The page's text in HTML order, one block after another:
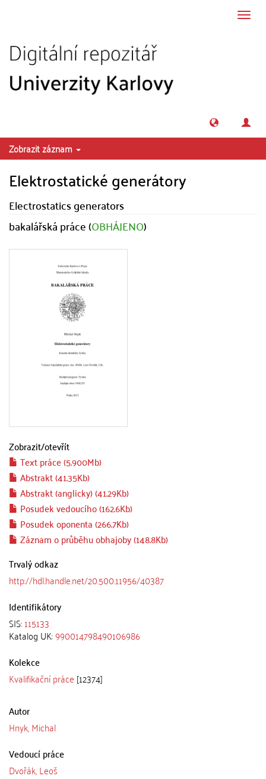
Zobrazit záznam
Elektrostatické generátory
Electrostatics generators
bakalářská práce (OBHÁJENO)
Zobrazit/otevřít
Text práce (5.900Mb)
Abstrakt (41.35Kb)
Abstrakt (anglicky) (41.29Kb)
Posudek vedoucího (162.6Kb)
Posudek oponenta (266.7Kb)
Záznam o průběhu obhajoby (148.8Kb)
Trvalý odkaz
http://hdl.handle.net/20.500.11956/40387
Identifikátory
SIS:115133
Katalog UK:990014798490106986
Kolekce
Kvalifikační práce [12374]
Autor
Hnyk, Michal
Vedoucí práce
Dvořák, Leoš